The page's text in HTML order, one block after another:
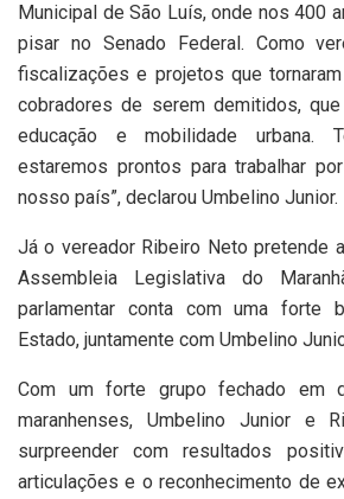
Municipal de São Luís, onde nos 400
pisar no Senado Federal. Como
fiscalizações e projetos que
cobradores de serem demitidos, que
educação e mobilidade urbana.
estaremos prontos para trabalhar
nosso país”, declarou Umbelino Junior.
Já o vereador Ribeiro Neto pretende
Assembleia Legislativa do
parlamentar conta com uma forte
Estado, juntamente com Umbelino
Com um forte grupo fechado em
maranhenses, Umbelino Junior e
surpreender com resultados
articulações e o reconhecimento de